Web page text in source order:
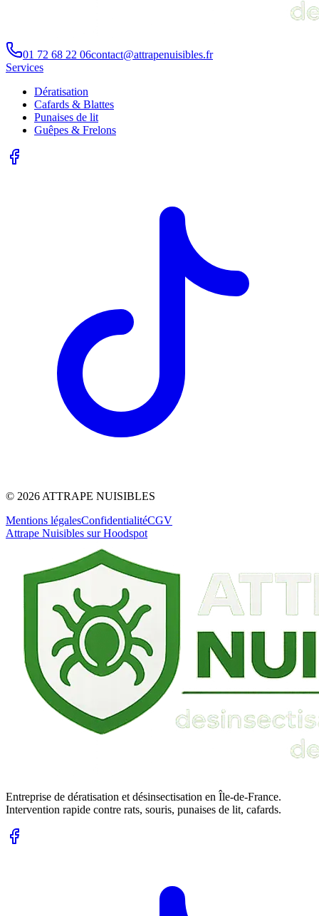
01 72 68 22 06contact@attrapenuisibles.fr
Services
Dératisation
Cafards & Blattes
Punaises de lit
Guêpes & Frelons
© 2026 ATTRAPE NUISIBLES
Mentions légalesConfidentialitéCGV
Attrape Nuisibles sur Hoodspot
Entreprise de dératisation et désinsectisation en Île-de-France.
Intervention rapide contre rats, souris, punaises de lit, cafards.